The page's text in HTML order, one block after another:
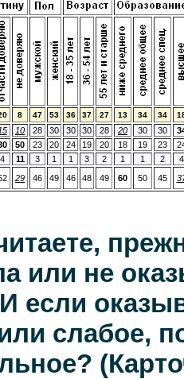
8 47 53 36 37 27 13 34 34
10 28 30 30 30 28 20 30 30
50 23 20 24 19 20 18 19 23
4 11 3 1 1 3 2 1 1 2
4
29 46 49 46 48 49 60 50 45
или не
если
слабое,